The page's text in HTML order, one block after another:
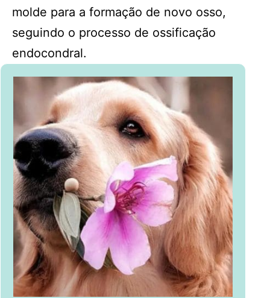
molde para a formação de novo osso,
seguindo o processo de ossificação
endocondral.